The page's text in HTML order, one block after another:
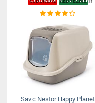
Savic Nestor Happy Planet